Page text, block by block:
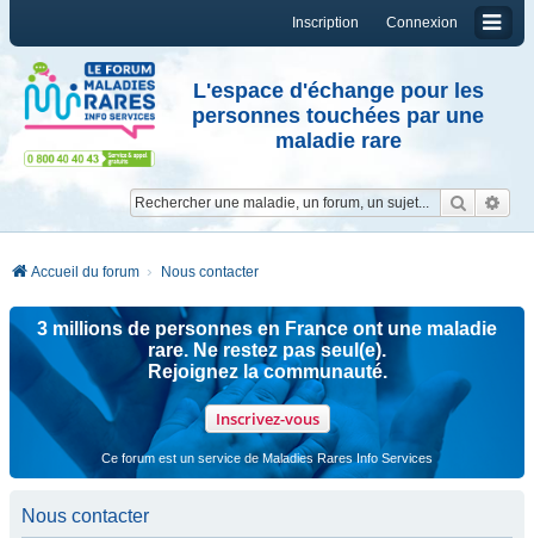
Connexion
Inscription
L'espace d'échange pour les
personnes touchées par une
maladie rare
Accueil du forum Nous contacter
3 millions de personnes en France ont une maladie
rare. Ne restez pas seul(e).
Rejoignez la communauté.
Inscrivez-vous
Ce forum est un service de Maladies Rares Info Services
Nous contacter